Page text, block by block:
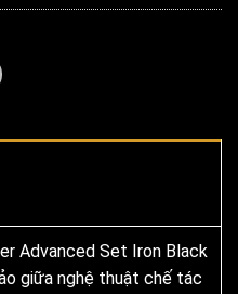
Advanced Set Iron Black
giữa nghệ thuật chế tác